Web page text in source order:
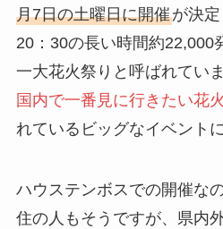
月7日の土曜日に開催が決
20：30の長い時間約22,000
一大花火祭りと呼ばれてい
国内で一番見に行きたい花
れているビッグなイベント
ハウステンボスでの開催な
住の人もそうですが、県内